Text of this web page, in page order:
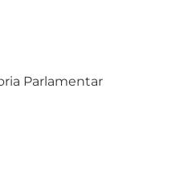
Parlamentar